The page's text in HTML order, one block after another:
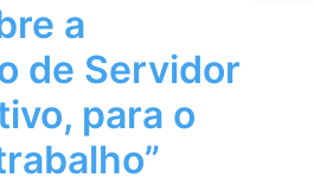
a
de Servidor
para o